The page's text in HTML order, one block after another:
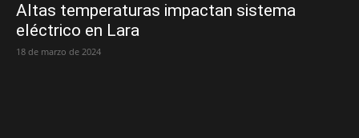
Altas temperaturas impactan sistema
eléctrico en Lara
18 de marzo de 2024